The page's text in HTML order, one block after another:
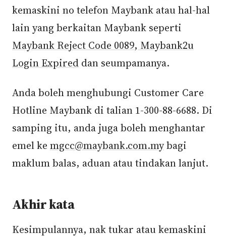
kemaskini no telefon Maybank atau hal-hal
lain yang berkaitan Maybank seperti
Maybank Reject Code 0089, Maybank2u
Login Expired dan seumpamanya.
Anda boleh menghubungi Customer Care
Hotline Maybank di talian 1-300-88-6688. Di
samping itu, anda juga boleh menghantar
emel ke mgcc@maybank.com.mybagi
maklum balas, aduan atau tindakan lanjut.
Akhir kata
Kesimpulannya, nak tukar atau kemaskini